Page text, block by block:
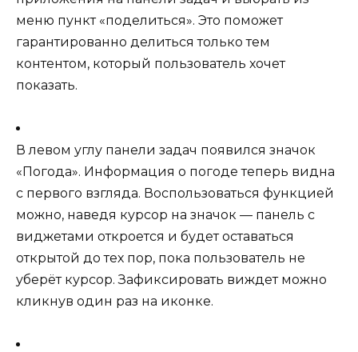
меню пункт «поделиться». Это поможет
гарантированно делиться только тем
контентом, который пользователь хочет
показать.
В левом углу панели задач появился значок
«Погода». Информация о погоде теперь видна
с первого взгляда. Воспользоваться функцией
можно, наведя курсор на значок — панель с
виджетами откроется и будет оставаться
открытой до тех пор, пока пользователь не
уберёт курсор. Зафиксировать виждет можно
кликнув один раз на иконке.